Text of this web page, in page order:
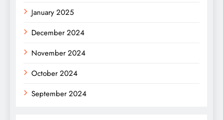
January 2025
December 2024
November 2024
October 2024
September 2024